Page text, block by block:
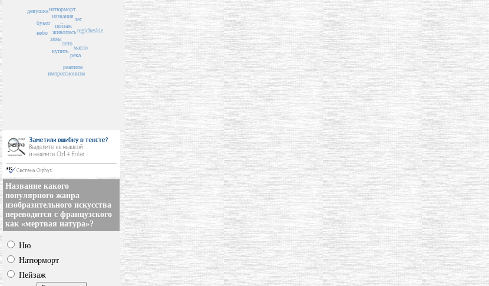
пейзаж
названия
живопись
лето
натюрморт
купить
лес
зима
букет
масло
река
tegicheskie
реализм
небо
импрессионизм
девушка
Название какого
популярного жанра
изобразительного искусства
переводится с французского
как «мертвая натура»?
Ню
Натюрморт
Пейзаж